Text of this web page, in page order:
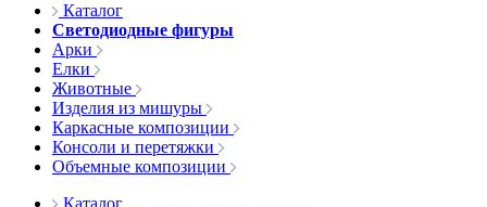
Каталог
Светодиодные фигуры
Арки
Елки
Животные
Изделия из мишуры
Каркасные композиции
Консоли и перетяжки
Объемные композиции
Каталог